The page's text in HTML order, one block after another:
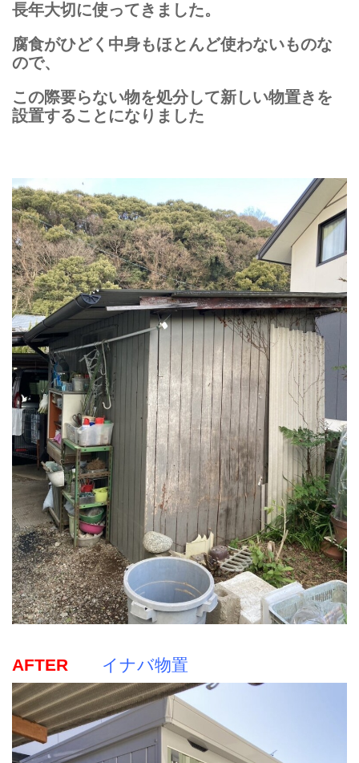
長年大切に使ってきました。
腐食がひどく中身もほとんど使わないものな
ので、
この際要らない物を処分して新しい物置きを
設置することになりました
AFTER イナバ物置